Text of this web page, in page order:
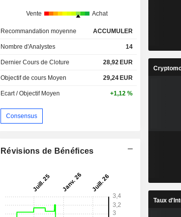
Vente Achat
Recommandation moyenne ACCUMULER
Nombre d'Analystes 14
Dernier Cours de Cloture 28,92 EUR
Objectif de cours Moyen 29,24 EUR
Ecart / Objectif Moyen +1,12 %
Consensus
Révisions de Bénéfices
Taux